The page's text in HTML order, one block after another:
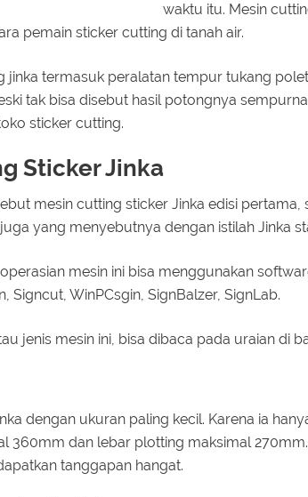
waktu itu. Mesin
pemain sticker cutting di tanah air.
jinka termasuk peralatan tempur tukang
tak bisa disebut hasil potongnya
sticker cutting.
Sticker Jinka
mesin cutting sticker Jinka edisi
yang menyebutnya dengan istilah Jinka
mesin ini bisa menggunakan
Signcut, WinPCsgin, SignBalzer, SignLab.
jenis mesin ini, bisa dibaca pada uraian di
dengan ukuran paling kecil. Karena ia
360mm dan lebar plotting maksimal
tanggapan hangat.